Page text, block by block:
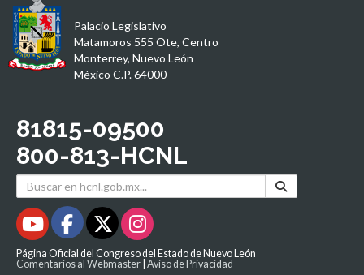
Palacio Legislativo
Matamoros 555 Ote, Centro
Monterrey, Nuevo León
México C.P. 64000
81815-09500
800-813-HCNL
Página Oficial del Congreso del Estado de Nuevo León
Comentarios al Webmaster Aviso de Privacidad